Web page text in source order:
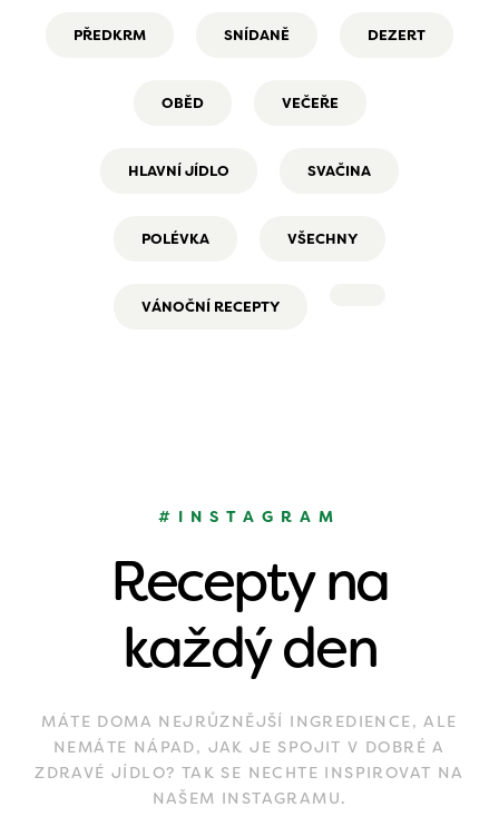
PŘEDKRM SNÍDANĚ DEZERT
OBĚD VEČEŘE
HLAVNÍ JÍDLO SVAČINA
POLÉVKA VŠECHNY
VÁNOČNÍ RECEPTY
#INSTAGRAM
Recepty na
každý den
MÁTE DOMA NEJRŮZNĚJŠÍ INGREDIENCE, ALE
NEMÁTE NÁPAD, JAK JE SPOJIT V DOBRÉ A
ZDRAVÉ JÍDLO? TAK SE NECHTE INSPIROVAT NA
NAŠEM INSTAGRAMU.